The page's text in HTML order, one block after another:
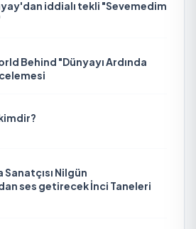
iddialı tekli "Sevemedim
"Dünyayı Ardında
Nilgün
ses getirecek İnci Taneleri